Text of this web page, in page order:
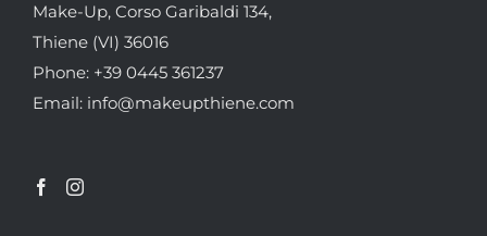
Make-Up, Corso Garibaldi 134,
Thiene (VI) 36016
Phone: +39 0445 361237
Email: info@makeupthiene.com